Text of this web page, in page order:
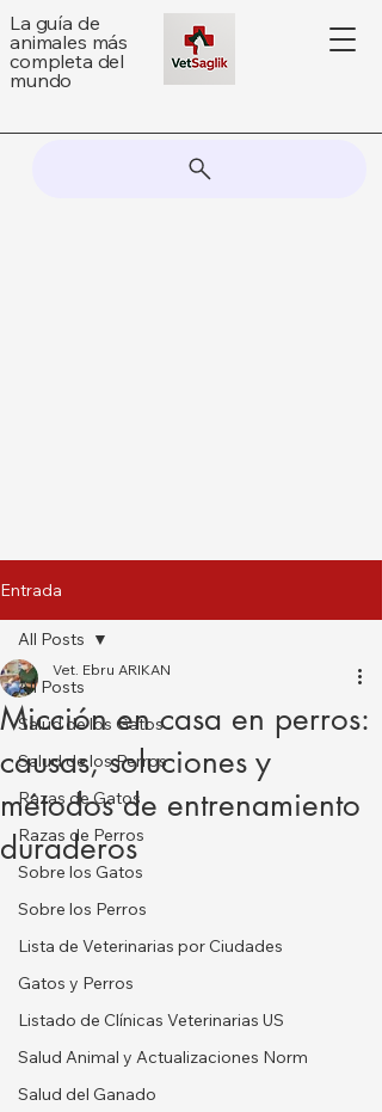
La guía de
animales más
completa del
mundo
Entrada
All Posts
Salud de los Gatos
Salud de los Perros
Razas de Gatos
Razas de Perros
Sobre los Gatos
Sobre los Perros
Lista de Veterinarias por Ciudades
Gatos y Perros
Listado de Clínicas Veterinarias US
Salud Animal y Actualizaciones Norm
Salud del Ganado
All Posts
Micción en casa en perros:
causas, soluciones y
métodos de entrenamiento
duraderos
Vet. Ebru ARIKAN